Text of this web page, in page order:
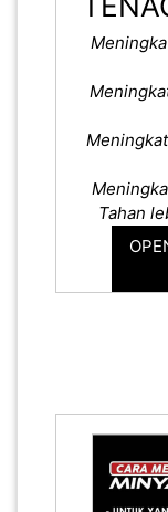
Tahan